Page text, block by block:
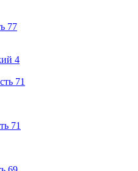
77
4
71
71